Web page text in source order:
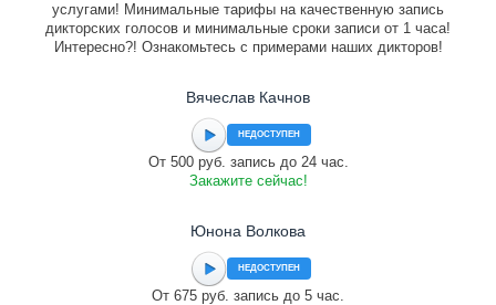
услугами! Минимальные тарифы на качественную запись
дикторских голосов и минимальные сроки записи от 1 часа!
Интересно?! Ознакомьтесь с примерами наших дикторов!
Вячеслав Качнов
НЕДОСТУПЕН
От 500 руб. запись до 24 час.
Закажите сейчас!
Юнона Волкова
НЕДОСТУПЕН
От 675 руб. запись до 5 час.